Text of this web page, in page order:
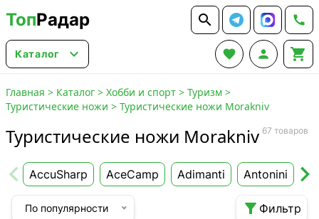
ТопРадар  
Каталог    
Главная > Каталог > Хобби и спорт > Туризм >
Туристические ножи > Туристические ножи Morakniv
Туристические ножи Morakniv 67 товаров
AccuSharp AceCamp Adimanti Antonini
По популярности  Фильтр